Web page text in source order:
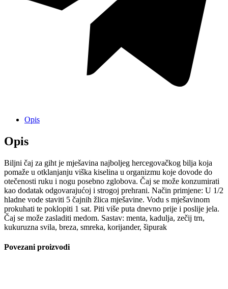
Opis
Opis
Biljni čaj za giht je mješavina najboljeg hercegovačkog bilja koja
pomaže u otklanjanju viška kiselina u organizmu koje dovode do
otečenosti ruku i nogu posebno zglobova. Čaj se može konzumirati
kao dodatak odgovarajućoj i strogoj prehrani. Način primjene: U 1/2
hladne vode staviti 5 čajnih žlica mješavine. Vodu s mješavinom
prokuhati te poklopiti 1 sat. Piti više puta dnevno prije i poslije jela.
Čaj se može zasladiti medom. Sastav: menta, kadulja, zečij trn,
kukuruzna svila, breza, smreka, korijander, šipurak
Povezani proizvodi